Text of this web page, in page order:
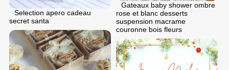
Gateaux baby shower ombre
rose et blanc desserts
suspension macrame
couronne bois fleurs
Selection apero cadeau
secret santa